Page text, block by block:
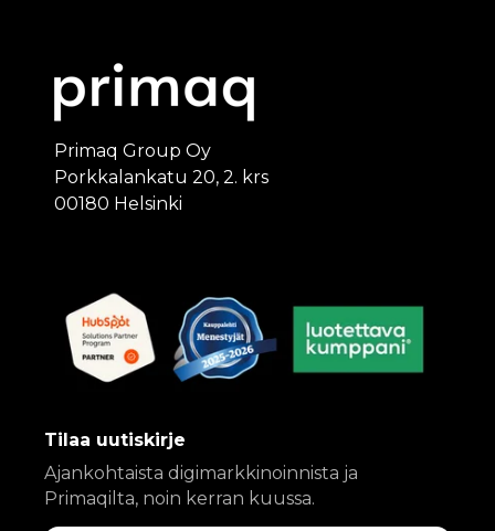
Primaq Group Oy
Porkkalankatu 20, 2. krs
00180 Helsinki
Tilaa uutiskirje
Ajankohtaista digimarkkinoinnista ja
Primaqilta, noin kerran kuussa.